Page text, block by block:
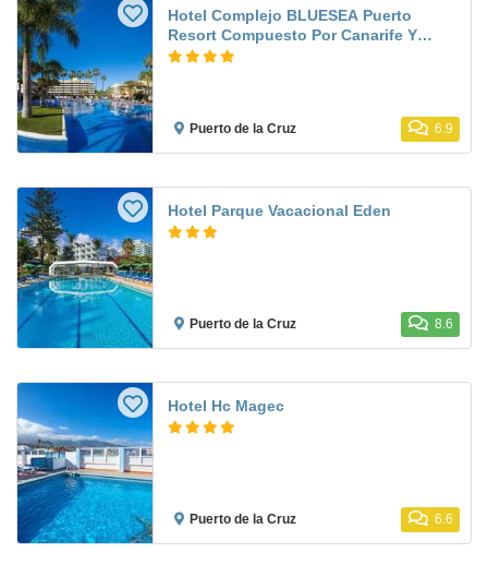
Hotel Complejo BLUESEA Puerto
Resort Compuesto Por Canarife Y
Bonanza Palace
Puerto de la Cruz 6.9
Hotel Parque Vacacional Eden
Puerto de la Cruz 8.6
Hotel Hc Magec
Puerto de la Cruz 6.6